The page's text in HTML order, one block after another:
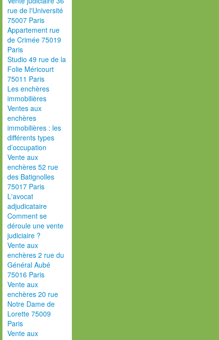
rue de l'Université
75007 Paris
Appartement rue
de Crimée 75019
Paris
Studio 49 rue de la
Folie Méricourt
75011 Paris
Les enchères
immobilières
Ventes aux
enchères
immobilières : les
différents types
d’occupation
Vente aux
enchères 52 rue
des Batignolles
75017 Paris
L'avocat
adjudicataire
Comment se
déroule une vente
judiciaire ?
Vente aux
enchères 2 rue du
Général Aubé
75016 Paris
Vente aux
enchères 20 rue
Notre Dame de
Lorette 75009
Paris
Vente aux